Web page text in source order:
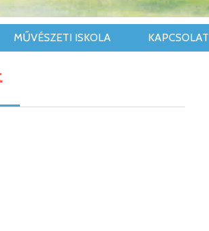
MŰVÉSZETI ISKOLA KAPCSOLAT